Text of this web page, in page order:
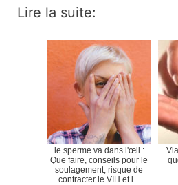
Lire la suite:
le sperme va dans l'œil :
Que faire, conseils pour le
soulagement, risque de
contracter le VIH et l...